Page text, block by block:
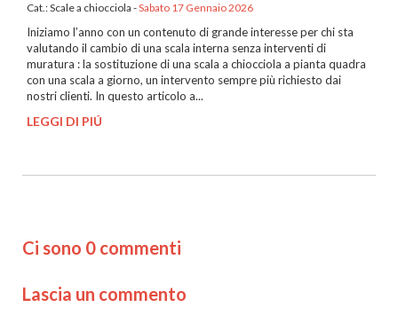
Cat.:Scale a chiocciola -Sabato 17 Gennaio 2026
Iniziamo l’anno con un contenuto di grande interesse per chi sta
valutando il cambio di una scala interna senza interventi di
muratura : la sostituzione di una scala a chiocciola a pianta quadra
con una scala a giorno, un intervento sempre più richiesto dai
nostri clienti. In questo articolo a...
LEGGI DI PIÚ
Ci sono 0 commenti
Lascia un commento